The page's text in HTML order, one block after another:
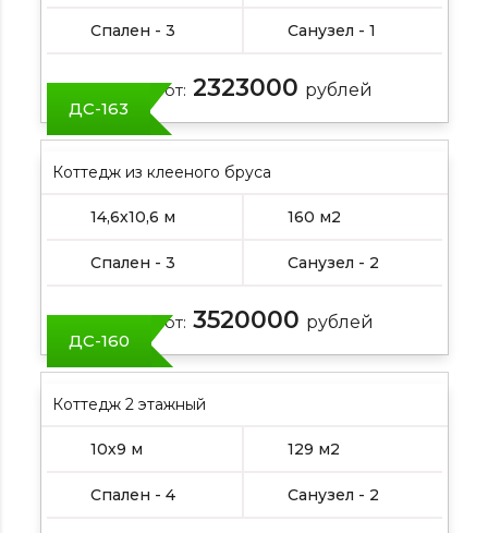
Спален - 3 Санузел - 1
Цена от: 2323000 рублей
ДС-163
Коттедж из клееного бруса
14,6х10,6 м 160 м2
Спален - 3 Санузел - 2
Цена от: 3520000 рублей
ДС-160
Коттедж 2 этажный
10х9 м 129 м2
Спален - 4 Санузел - 2